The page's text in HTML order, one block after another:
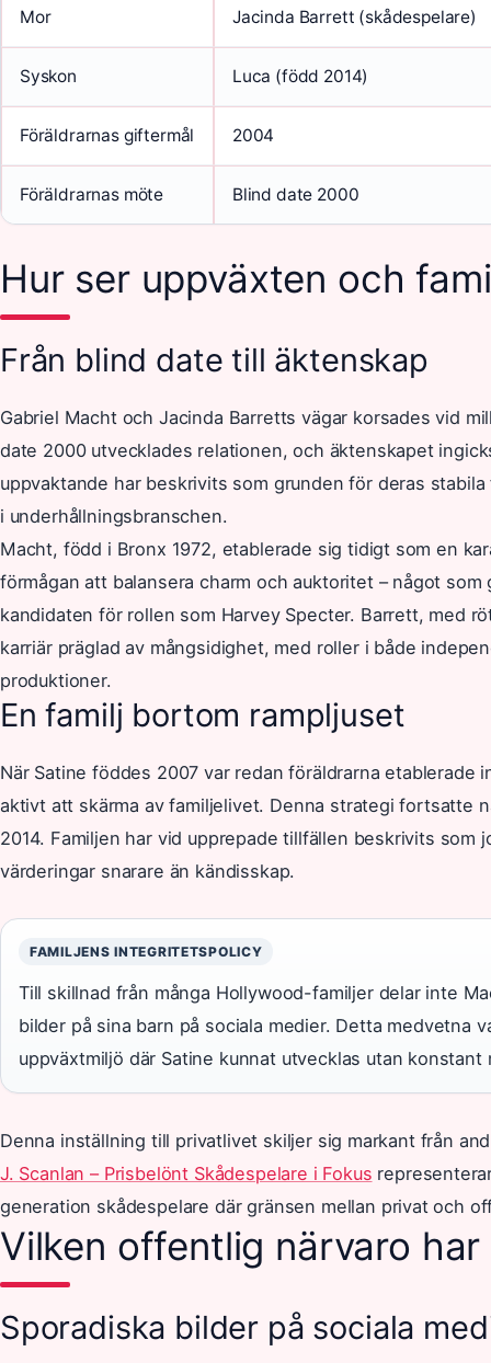
Mor Jacinda Barrett (skådespelare)
Syskon Luca (född 2014)
Föräldrarnas giftermål 2004
Föräldrarnas möte Blind date 2000
Hur ser uppväxten och
Från blind date till äktenskap
Gabriel Macht och Jacinda Barretts vägar korsades vid
date 2000 utvecklades relationen, och äktenskapet
uppvaktande har beskrivits som grunden för deras
i underhållningsbranschen.
Macht, född i Bronx 1972, etablerade sig tidigt som en
förmågan att balansera charm och auktoritet – något
kandidaten för rollen som Harvey Specter. Barrett, med
karriär präglad av mångsidighet, med roller i både
produktioner.
En familj bortom rampljuset
När Satine föddes 2007 var redan föräldrarna etablerade
aktivt att skärma av familjelivet. Denna strategi fortsatte
2014. Familjen har vid upprepade tillfällen beskrivits som
värderingar snarare än kändisskap.
FAMILJENS INTEGRITETSPOLICY
Till skillnad från många Hollywood-familjer delar inte
bilder på sina barn på sociala medier. Detta medvetna
uppväxtmiljö där Satine kunnat utvecklas utan konstant
Denna inställning till privatlivet skiljer sig markant från
J. Scanlan – Prisbelönt Skådespelare i Fokus
generation skådespelare där gränsen mellan privat och
Vilken offentlig närvaro
Sporadiska bilder på sociala